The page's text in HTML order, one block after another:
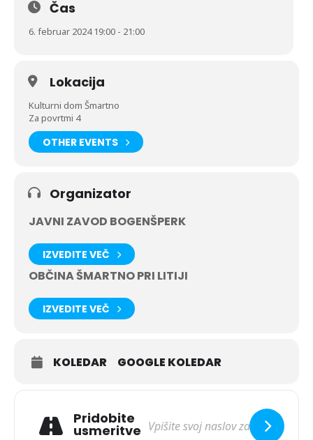
Čas
6. februar 2024 19:00 - 21:00
Lokacija
Kulturni dom Šmartno
Za povrtmi 4
OTHER EVENTS
Organizator
JAVNI ZAVOD BOGENŠPERK
IZVEDITE VEČ
OBČINA ŠMARTNO PRI LITIJI
IZVEDITE VEČ
KOLEDAR GOOGLE KOLEDAR
Pridobite
usmeritve